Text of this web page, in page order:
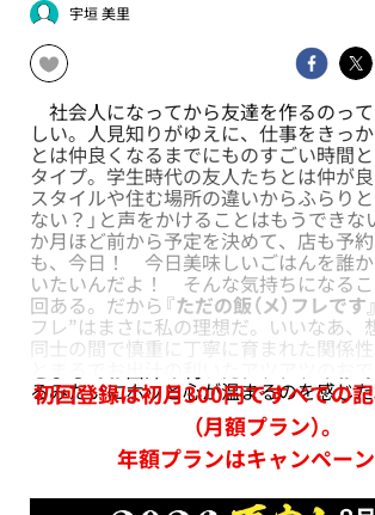
宇垣 美里
社会人になってから友達を作るのっ
しい。人見知りがゆえに、仕事をきっ
とは仲良くなるまでにものすごい時間
タイプ。学生時代の友人たちとは仲が
スタイルや住む場所の違いからふらり
ない？」と声をかけることはもうできな
か月ほど前から予定を決めて、店も予
も、今日！ 今日美味しいごはんを誰
いたいんだよ！ そんな気持ちになる
回ある。だから『ただの飯（メ）フレです
フレ”はまさに私の理想だ。いいなあ、
同士の間で慎重に丁寧に育まれた関係
るみたいにホッと心が温まるのを感じ
初回登録は初月300円ですべての
（月額プラン）。
年額プランはキャンペーン